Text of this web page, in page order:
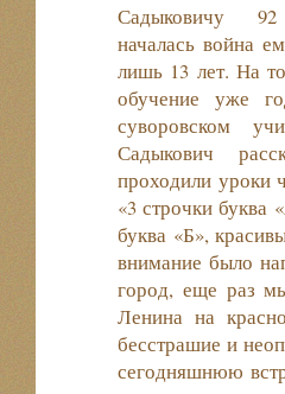
Садыковичу
началась война
лишь 13 лет. На
обучение уже
суворовском
Садыкович
проходили уроки
«3 строчки буква
буква «Б»,
внимание было
город, еще раз
Ленина на
бесстрашие и
сегодняшнюю